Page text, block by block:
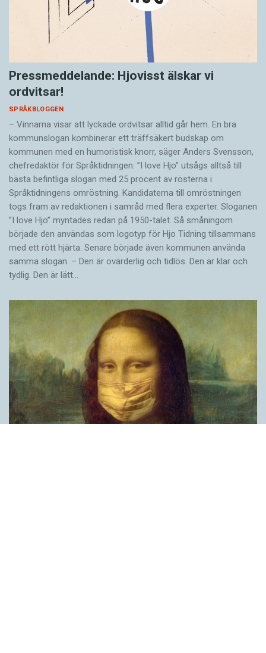
Pressmeddelande: Hjovisst älskar vi
ordvitsar!
SPRÅKBLOGGEN
– Vinnarna visar att lyckade ordvitsar alltid går hem. En bra
kommunslogan kombinerar ett träffsäkert budskap om
kommunen med en humoristisk knorr, säger Anders Svensson,
chefredaktör för Språktidningen. ”I love Hjo” utsågs alltså till
bästa befintliga slogan med 25 procent av rösterna i
Språktidningens omröstning. Kandidaterna till omröstningen
togs fram av redaktionen i samråd med flera experter. Sloganen
”I love Hjo” myntades redan på 1950-talet. Så småningom
började den användas som logotyp för Hjo Tidning tillsammans
med ett rött hjärta. Senare började även kommunen använda
samma slogan. – Den är ovärderlig och tidlös. Den är klar och
tydlig. Den är lätt…